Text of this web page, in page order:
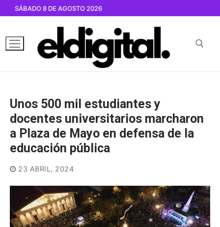
contenido
SÁBADO 8 DE AGOSTO 2026
Unos 500 mil estudiantes y
docentes universitarios marcharon
a Plaza de Mayo en defensa de la
educación pública
23 ABRIL, 2024